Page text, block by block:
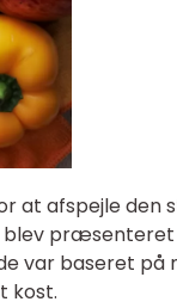
at afspejle den
præsenteret
var baseret
kost.